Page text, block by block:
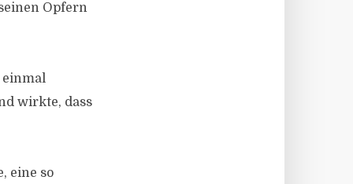
Opfern
einmal
wirkte, dass
eine so